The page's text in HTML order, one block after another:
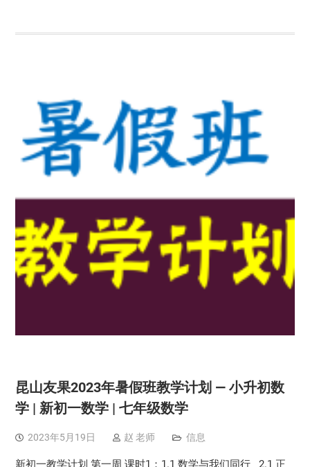
昆山友果2023年暑假班教学计划 — 小升初数
学 | 新初一数学 | 七年级数学
2023年5月19日 赵 老师 信息
新初一教学计划 第一周 课时1：1.1 数学与我们同行 2.1 正